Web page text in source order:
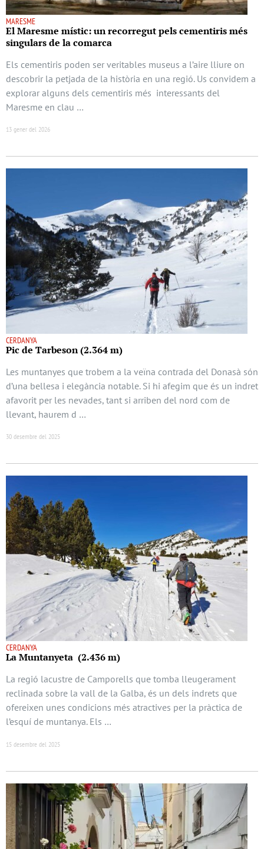
MARESME
El Maresme místic: un recorregut pels cementiris més
singulars de la comarca
Els cementiris poden ser veritables museus a l’aire lliure on
descobrir la petjada de la història en una regió. Us convidem a
explorar alguns dels cementiris més interessants del
Maresme en clau …
13 gener del 2026
CERDANYA
Pic de Tarbeson (2.364 m)
Les muntanyes que trobem a la veïna contrada del Donasà són
d’una bellesa i elegància notable. Si hi afegim que és un indret
afavorit per les nevades, tant si arriben del nord com de
llevant, haurem d …
30 desembre del 2025
CERDANYA
La Muntanyeta (2.436 m)
La regió lacustre de Camporells que tomba lleugerament
reclinada sobre la vall de la Galba, és un dels indrets que
ofereixen unes condicions més atractives per la pràctica de
l’esquí de muntanya. Els …
15 desembre del 2025